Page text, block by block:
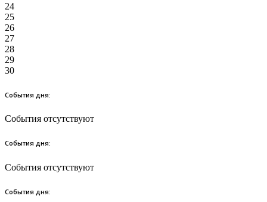
24
25
26
27
28
29
30
События дня:
События отсутствуют
События дня:
События отсутствуют
События дня: